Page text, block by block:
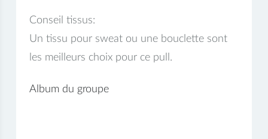
Conseil tissus:
Un tissu pour sweat ou une bouclette sont
les meilleurs choix pour ce pull.
Album du groupe